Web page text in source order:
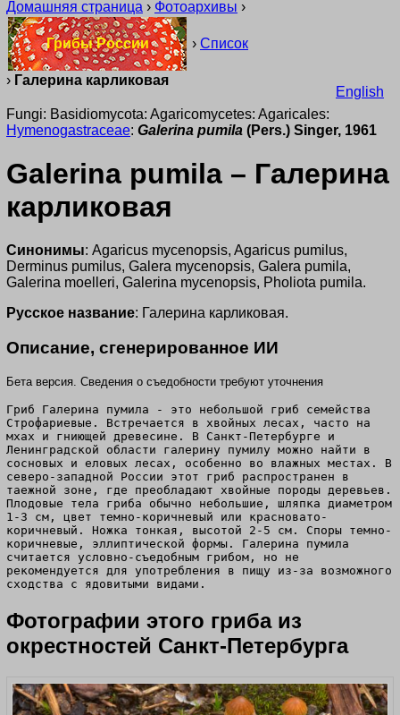
Домашняя страница › Фотоархивы ›
Грибы России › Список
› Галерина карликовая
English
Fungi: Basidiomycota: Agaricomycetes: Agaricales:
Hymenogastraceae: Galerina pumila (Pers.) Singer, 1961
Galerina pumila – Галерина
карликовая
Синонимы: Agaricus mycenopsis, Agaricus pumilus,
Derminus pumilus, Galera mycenopsis, Galera pumila,
Galerina moelleri, Galerina mycenopsis, Pholiota pumila.
Русское название: Галерина карликовая.
Описание, сгенерированное ИИ
Бета версия. Сведения о съедобности требуют уточнения
Гриб Галерина пумила - это небольшой гриб семейства
Строфариевые. Встречается в хвойных лесах, часто на
мхах и гниющей древесине. В Санкт-Петербурге и
Ленинградской области галерину пумилу можно найти в
сосновых и еловых лесах, особенно во влажных местах. В
северо-западной России этот гриб распространен в
таежной зоне, где преобладают хвойные породы деревьев.
Плодовые тела гриба обычно небольшие, шляпка диаметром
1-3 см, цвет темно-коричневый или красновато-
коричневый. Ножка тонкая, высотой 2-5 см. Споры темно-
коричневые, эллиптической формы. Галерина пумила
считается условно-съедобным грибом, но не
рекомендуется для употребления в пищу из-за возможного
сходства с ядовитыми видами.
Фотографии этого гриба из
окрестностей Санкт-Петербурга